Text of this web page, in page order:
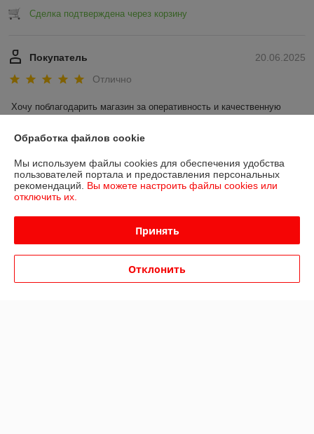
Сделка подтверждена через корзину
20.06.2025
Покупатель
Отлично
Хочу поблагодарить магазин за оперативность и качественную
Быстро подтвердили заказ и наличие товара, удобное расположение
Буду рекомендовать друзьям!
Сделка подтверждена через корзину
Обработка файлов cookie
Мы используем файлы cookies для обеспечения удобства
пользователей портала и предоставления персональных
рекомендаций. Вы можете настроить файлы cookies или
отключить их.
Принять
Отклонить